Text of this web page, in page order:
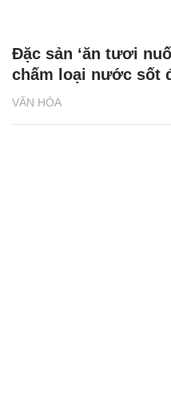
VĂN HÓA
Đặc sản ‘ăn tươi
chấm loại nước sốt